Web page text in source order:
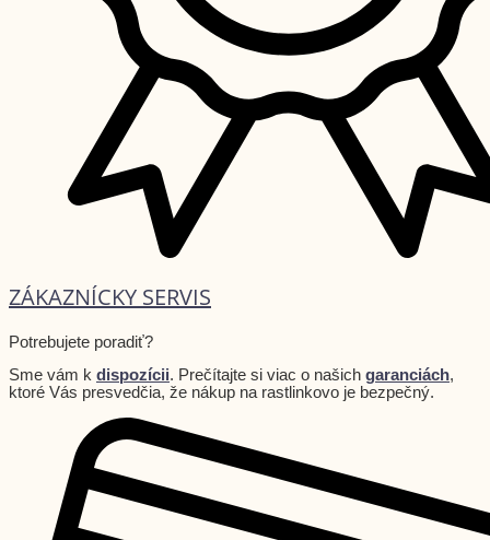
ZÁKAZNÍCKY SERVIS
Potrebujete poradiť?
Sme vám k dispozícii. Prečítajte si viac o našich garanciách,
ktoré Vás presvedčia, že nákup na rastlinkovo je bezpečný.